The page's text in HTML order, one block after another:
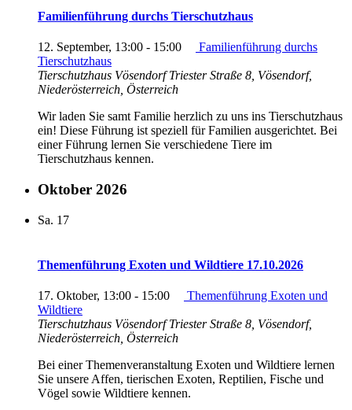
Familienführung durchs Tierschutzhaus
12. September, 13:00 - 15:00
Familienführung durchs
Tierschutzhaus
Tierschutzhaus VösendorfTriester Straße 8, Vösendorf,
Niederösterreich, Österreich
Wir laden Sie samt Familie herzlich zu uns ins Tierschutzhaus
ein! Diese Führung ist speziell für Familien ausgerichtet. Bei
einer Führung lernen Sie verschiedene Tiere im
Tierschutzhaus kennen.
Oktober 2026
Sa. 17
Themenführung Exoten und Wildtiere 17.10.2026
17. Oktober, 13:00 - 15:00
Themenführung Exoten und
Wildtiere
Tierschutzhaus VösendorfTriester Straße 8, Vösendorf,
Niederösterreich, Österreich
Bei einer Themenveranstaltung Exoten und Wildtiere lernen
Sie unsere Affen, tierischen Exoten, Reptilien, Fische und
Vögel sowie Wildtiere kennen.